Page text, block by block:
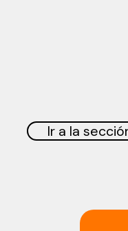
Ir a la